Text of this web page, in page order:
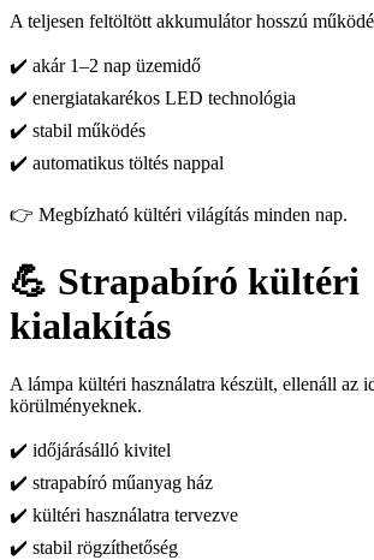
A teljesen feltöltött akkumulátor hosszú
✔️ akár 1–2 nap üzemidő
✔️ energiatakarékos LED technológia
✔️ stabil működés
✔️ automatikus töltés nappal
👉 Megbízható kültéri világítás minden nap.
💪 Strapabíró kültéri
kialakítás
A lámpa kültéri használatra készült, ellenáll az
körülményeknek.
✔️ időjárásálló kivitel
✔️ strapabíró műanyag ház
✔️ kültéri használatra tervezve
✔️ stabil rögzíthetőség